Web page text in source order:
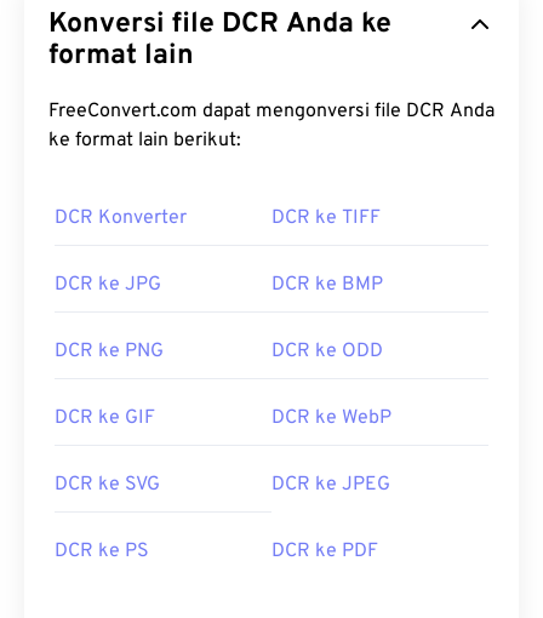
Konversi file DCR Anda ke
format lain
FreeConvert.com dapat mengonversi file DCR Anda
ke format lain berikut:
DCR Konverter DCR ke TIFF
DCR ke JPG DCR ke BMP
DCR ke PNG DCR ke ODD
DCR ke GIF DCR ke WebP
DCR ke SVG DCR ke JPEG
DCR ke PS DCR ke PDF